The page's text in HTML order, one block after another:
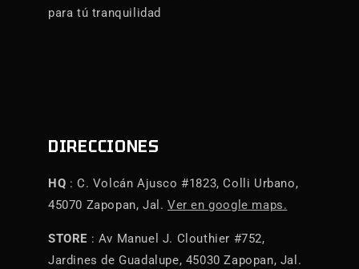
para tú tranquilidad
DIRECCIONES
HQ : C. Volcán Ajusco #1823, Colli Urbano,
45070 Zapopan, Jal. Ver en google maps.
STORE : Av Manuel J. Clouthier #752,
Jardines de Guadalupe, 45030 Zapopan, Jal.